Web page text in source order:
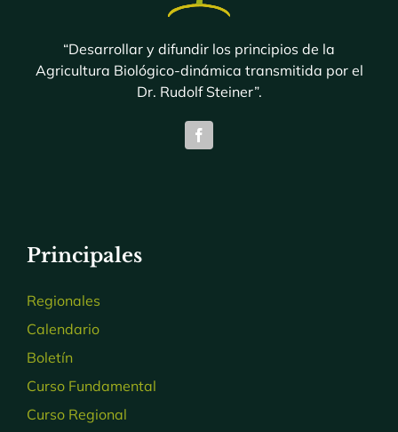
“Desarrollar y difundir los principios de la
Agricultura Biológico-dinámica transmitida por el
Dr. Rudolf Steiner”.
Principales
Regionales
Calendario
Boletín
Curso Fundamental
Curso Regional